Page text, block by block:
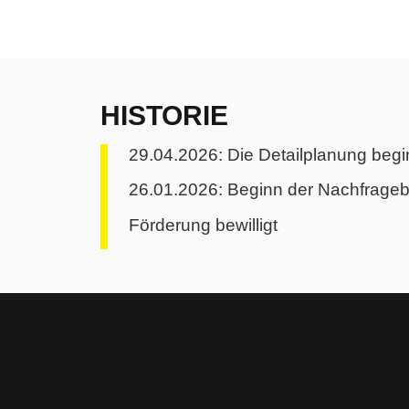
HISTORIE
29.04.2026: Die Detailplanung
26.01.2026: Beginn der
Förderung bewilligt